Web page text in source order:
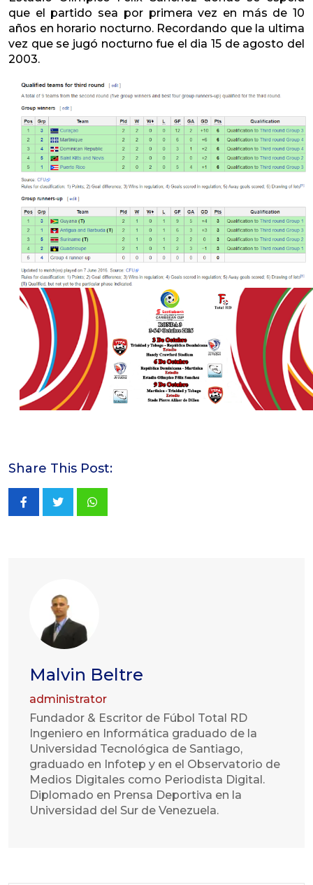
que el partido sea por primera vez en más de 10
años en horario nocturno. Recordando que la ultima
vez que se jugó nocturno fue el dia 15 de agosto del
2003.
Share This Post:
Whatsapp
Malvin Beltre
administrator
Fundador & Escritor de Fúbol Total RD
Ingeniero en Informática graduado de la
Universidad Tecnológica de Santiago,
graduado en Infotep y en el Observatorio de
Medios Digitales como Periodista Digital.
Diplomado en Prensa Deportiva en la
Universidad del Sur de Venezuela.